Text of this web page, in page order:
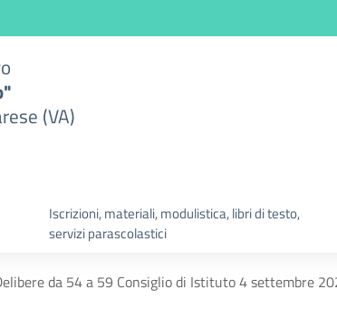
(VA)
Iscrizioni, materiali, modulistica, libri di testo,
servizi parascolastici
da 54 a 59 Consiglio di Istituto 4 settembre